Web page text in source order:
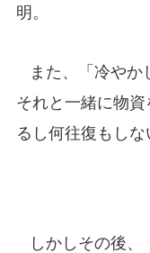
明。
また、「冷やか
それと一緒に物
るし何往復もし
しかしその後、